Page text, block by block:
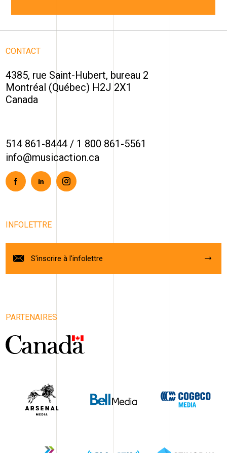
CONTACT
4385, rue Saint-Hubert, bureau 2
Montréal (Québec) H2J 2X1
Canada
514 861-8444 / 1 800 861-5561
info@musicaction.ca
FacebookLinkedinInstagram
INFOLETTRE
S'inscrire à l'infolettre
PARTENAIRES